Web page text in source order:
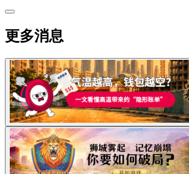
更多消息